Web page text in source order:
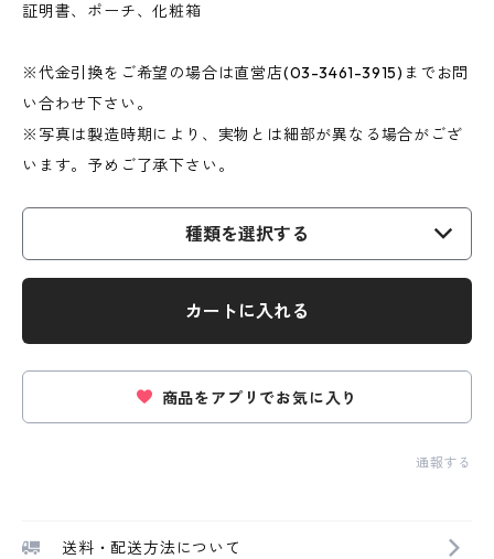
証明書、ポーチ、化粧箱
※代金引換をご希望の場合は直営店(03-3461-3915)までお問
い合わせ下さい。
※写真は製造時期により、実物とは細部が異なる場合がござ
います。予めご了承下さい。
種類を選択する
カートに入れる
商品をアプリでお気に入り
通報する
送料・配送方法について